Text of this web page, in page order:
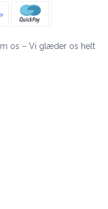
os – Vi glæder os helt